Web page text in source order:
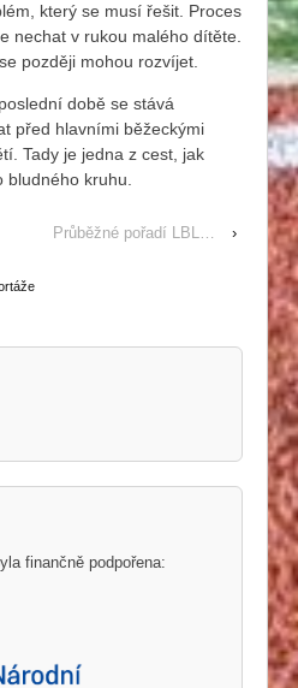
který se musí řešit. Proces
nechat v rukou malého dítěte.
později mohou rozvíjet.
době se stává
před hlavními běžeckými
Tady je jedna z cest, jak
kruhu.
Průběžné pořadí LBL… ›
finančně podpořena: